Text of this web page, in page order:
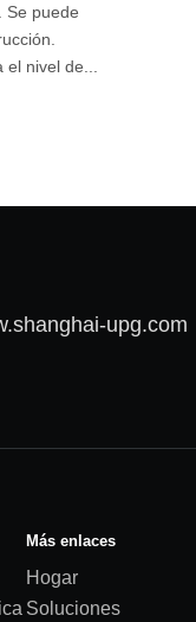
Se puede
nivel de...
upg.com
Más enlaces
Hogar
Soluciones